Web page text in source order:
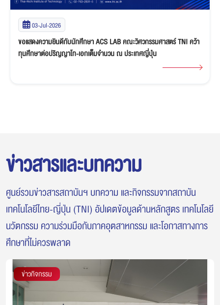
02-Jul-2026
นักศึกษาคณะวิศวกรรมศาสตร์ TNI ทีม TENSAI คว้ารางวัล "เกียรติบัตร
ระดับเหรียญเงิน" ศึกหุ่นยนต์ Thai PBS ABU Robocon Thailand
ข่าวสารและบทความ
ศูนย์รวมข่าวสารสถาบันฯ บทความ และกิจกรรมจากสถาบัน
เทคโนโลยีไทย-ญี่ปุ่น (TNI) อัปเดตข้อมูลด้านหลักสูตร เทคโนโลยี
นวัตกรรม ความร่วมมือกับภาคอุตสาหกรรม และโอกาสทางการ
ศึกษาที่ไม่ควรพลาด
ข่าวกิจกรรม